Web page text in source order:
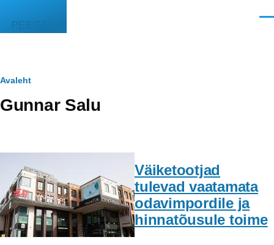
PEEGEL
Leivapuru
Avaleht
Gunnar Salu
Väiketootjad
tulevad vaatamata
odavimpordile ja
hinnatõusule toime